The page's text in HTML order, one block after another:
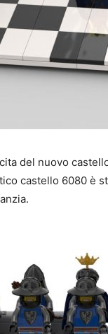
del nuovo
castello 6080 è